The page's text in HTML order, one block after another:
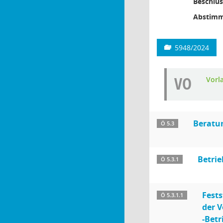
5948/2024
VO
Ö 5.3
Ö 5.3.1
Ö 5.3.1.1
der
-